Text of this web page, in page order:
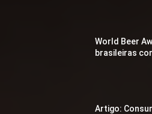
World Beer
brasileiras
Artigo: